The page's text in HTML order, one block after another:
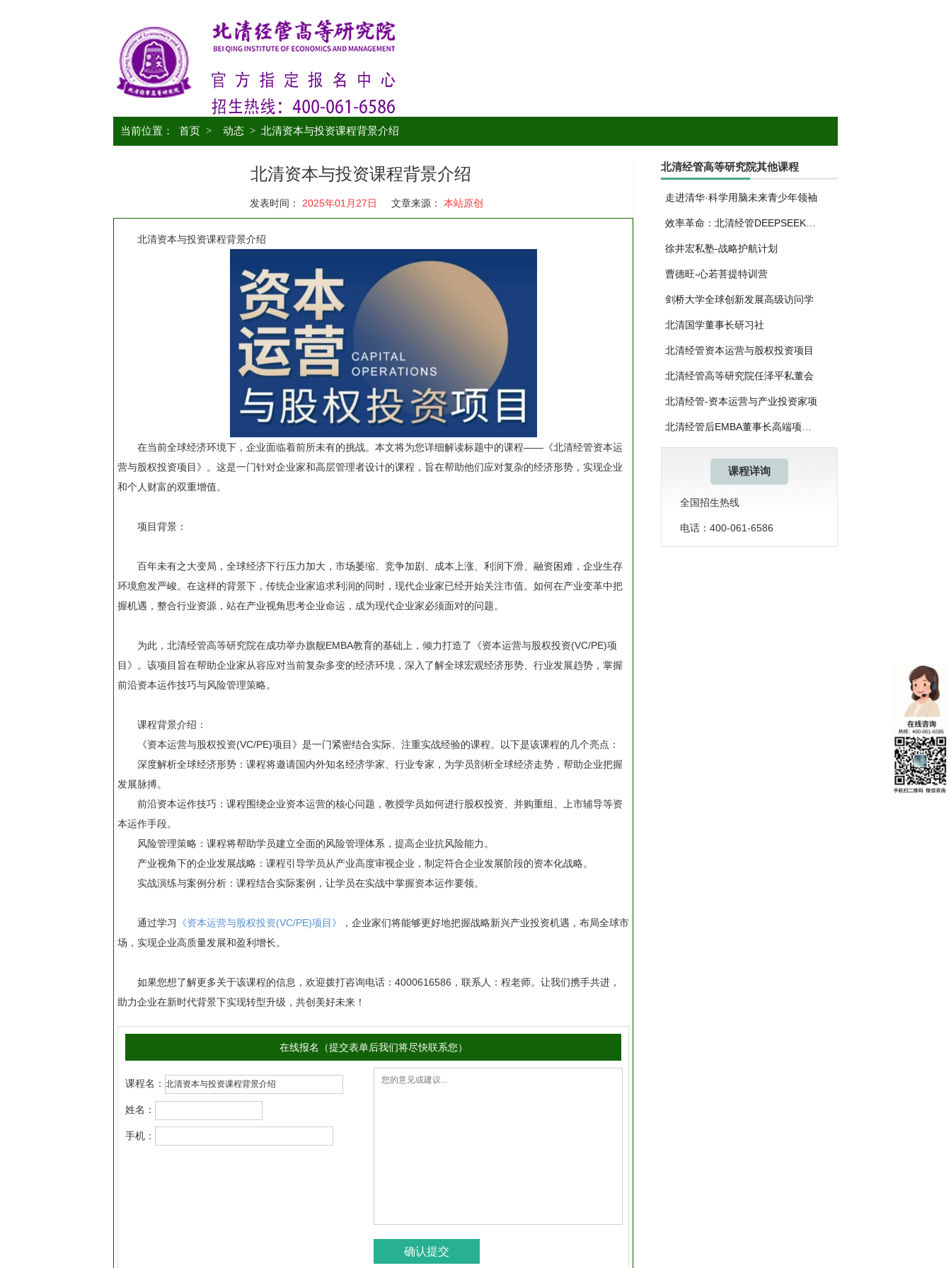
当前位置： 首页 > 动态 > 北清资本与投资课程背景介绍
北清资本与投资课程背景介绍
发表时间： 2025年01月27日 文章来源： 本站原创
北清资本与投资课程背景介绍
在当前全球经济环境下，企业面临着前所未有的挑战。本文将为您详细解读标题中的课程——《北清经管资本运
营与股权投资项目》。这是一门针对企业家和高层管理者设计的课程，旨在帮助他们应对复杂的经济形势，实现企业
和个人财富的双重增值。
项目背景：
百年未有之大变局，全球经济下行压力加大，市场萎缩、竞争加剧、成本上涨、利润下滑、融资困难，企业生存
环境愈发严峻。在这样的背景下，传统企业家追求利润的同时，现代企业家已经开始关注市值。如何在产业变革中把
握机遇，整合行业资源，站在产业视角思考企业命运，成为现代企业家必须面对的问题。
为此，北清经管高等研究院在成功举办旗舰EMBA教育的基础上，倾力打造了《资本运营与股权投资(VC/PE)项
目》。该项目旨在帮助企业家从容应对当前复杂多变的经济环境，深入了解全球宏观经济形势、行业发展趋势，掌握
前沿资本运作技巧与风险管理策略。
课程背景介绍：
《资本运营与股权投资(VC/PE)项目》是一门紧密结合实际、注重实战经验的课程。以下是该课程的几个亮点：
深度解析全球经济形势：课程将邀请国内外知名经济学家、行业专家，为学员剖析全球经济走势，帮助企业把握
发展脉搏。
前沿资本运作技巧：课程围绕企业资本运营的核心问题，教授学员如何进行股权投资、并购重组、上市辅导等资
本运作手段。
风险管理策略：课程将帮助学员建立全面的风险管理体系，提高企业抗风险能力。
产业视角下的企业发展战略：课程引导学员从产业高度审视企业，制定符合企业发展阶段的资本化战略。
实战演练与案例分析：课程结合实际案例，让学员在实战中掌握资本运作要领。
通过学习 《资本运营与股权投资(VC/PE)项目》
，企业家们将能够更好地把握战略新兴产业投资机遇，布局全球市
场，实现企业高质量发展和盈利增长。
如果您想了解更多关于该课程的信息，欢迎拨打咨询电话：4000616586，联系人：程老师。让我们携手共进，
助力企业在新时代背景下实现转型升级，共创美好未来！
在线报名（提交表单后我们将尽快联系您）
课程名：
姓名：
手机：
北清经管高等研究院其他课程
走进清华·科学用脑未来青少年领袖
徐井宏私塾-战略护航计划
曹德旺-心若菩提特训营
剑桥大学全球创新发展高级访问学
北清国学董事长研习社
北清经管资本运营与股权投资项目
北清经管高等研究院任泽平私董会
北清经管-资本运营与产业投资家项
课程详询
全国招生热线
电话：400-061-6586